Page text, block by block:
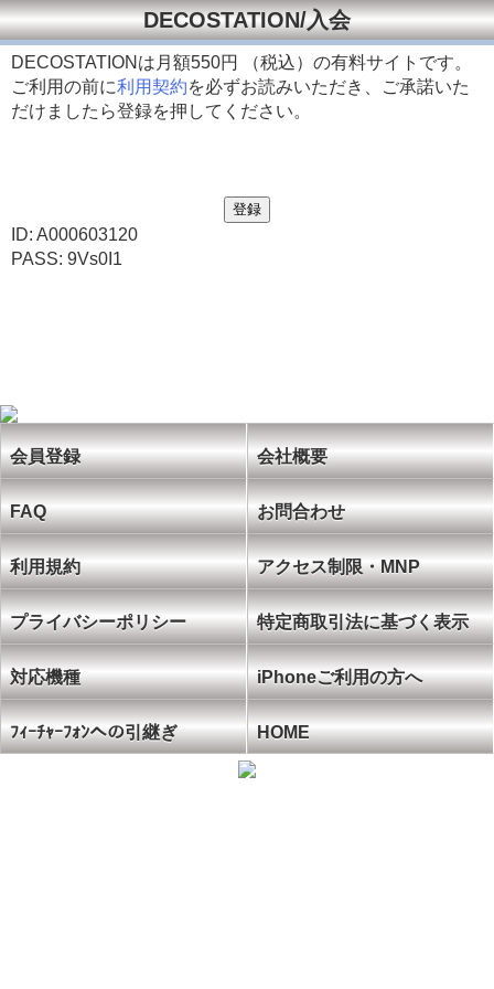
DECOSTATION/入会
DECOSTATIONは月額550円 （税込）の有料サイトです。
ご利用の前に利用契約を必ずお読みいただき、ご承諾いた
だけましたら登録を押してください。
ID: A000603120
PASS: 9Vs0I1
会員登録 会社概要
FAQ お問合わせ
利用規約 アクセス制限・MNP
プライバシーポリシー 特定商取引法に基づく表示
対応機種 iPhoneご利用の方へ
ﾌｨｰﾁｬｰﾌｫﾝへの引継ぎ HOME